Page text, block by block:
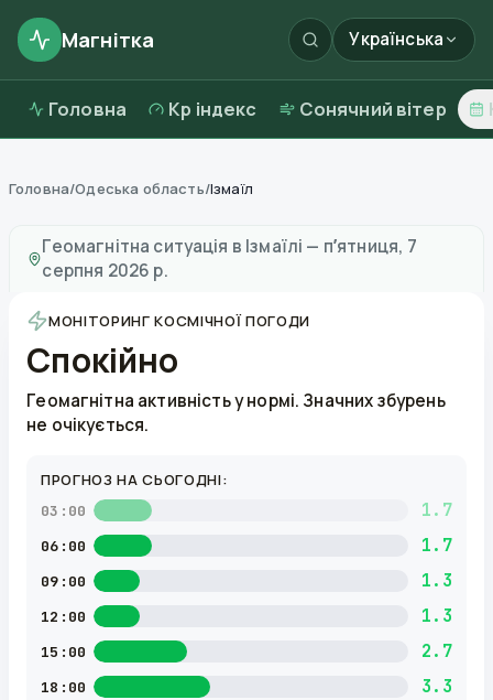
Магнітка Українська
Головна Kp індекс Сонячний вітер
Головна/Одеська область/Ізмаїл
Геомагнітна ситуація в Ізмаїлі — пʼятниця, 7
серпня 2026 р.
МОНІТОРИНГ КОСМІЧНОЇ ПОГОДИ
Спокійно
Геомагнітна активність у нормі. Значних збурень
не очікується.
ПРОГНОЗ НА СЬОГОДНІ:
03:00 1.7
06:00 1.7
09:00 1.3
12:00 1.3
15:00 2.7
18:00 3.3